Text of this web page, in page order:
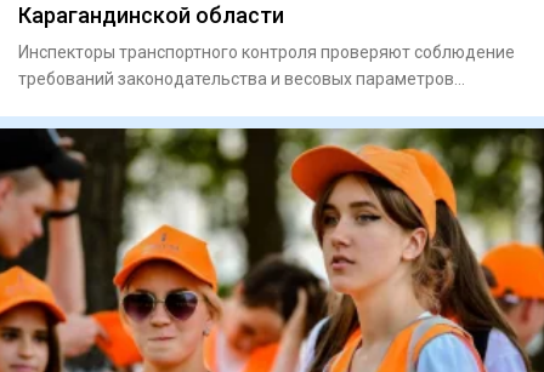
Карагандинской области
Инспекторы транспортного контроля проверяют соблюдение
требований законодательства и весовых параметров